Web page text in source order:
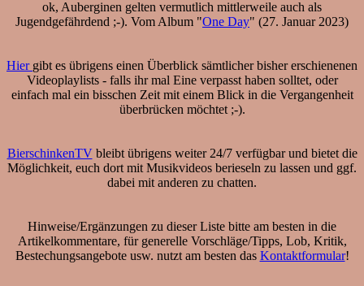
ok, Auberginen gelten vermutlich mittlerweile auch als
Jugendgefährdend ;-). Vom Album "One Day" (27. Januar 2023)
Hier gibt es übrigens einen Überblick sämtlicher bisher erschienenen
Videoplaylists - falls ihr mal Eine verpasst haben solltet, oder
einfach mal ein bisschen Zeit mit einem Blick in die Vergangenheit
überbrücken möchtet ;-).
BierschinkenTVbleibt übrigens weiter 24/7 verfügbar und bietet die
Möglichkeit, euch dort mit Musikvideos berieseln zu lassen und ggf.
dabei mit anderen zu chatten.
Hinweise/Ergänzungen zu dieser Liste bitte am besten in die
Artikelkommentare, für generelle Vorschläge/Tipps, Lob, Kritik,
Bestechungsangebote usw. nutzt am besten das Kontaktformular!